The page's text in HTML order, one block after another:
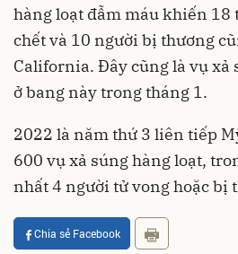
hàng loạt đẫm máu khiến 18
chết và 10 người bị thương
California. Đây cũng là vụ xả
ở bang này trong tháng 1.
2022 là năm thứ 3 liên tiếp
600 vụ xả súng hàng loạt,
nhất 4 người tử vong hoặc bị
Chia sẻ Facebook